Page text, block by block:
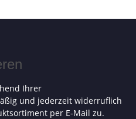
Ihrer
und jederzeit widerruflich
per E-Mail zu.